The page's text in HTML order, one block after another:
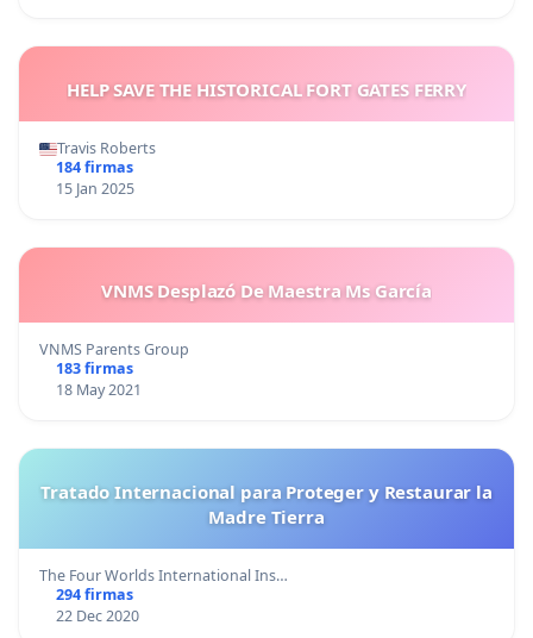
HELP SAVE THE HISTORICAL FORT GATES FERRY
Travis Roberts
184 firmas
15 Jan 2025
VNMS Desplazó De Maestra Ms García
VNMS Parents Group
183 firmas
18 May 2021
Tratado Internacional para Proteger y Restaurar la
Madre Tierra
The Four Worlds International Ins…
294 firmas
22 Dec 2020